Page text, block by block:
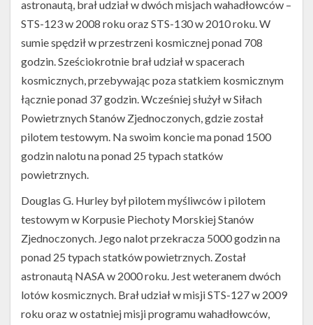
astronautą, brał udział w dwóch misjach wahadłowców –
STS-123 w 2008 roku oraz STS-130 w 2010 roku. W
sumie spędził w przestrzeni kosmicznej ponad 708
godzin. Sześciokrotnie brał udział w spacerach
kosmicznych, przebywając poza statkiem kosmicznym
łącznie ponad 37 godzin. Wcześniej służył w Siłach
Powietrznych Stanów Zjednoczonych, gdzie został
pilotem testowym. Na swoim koncie ma ponad 1500
godzin nalotu na ponad 25 typach statków
powietrznych.
Douglas G. Hurley był pilotem myśliwców i pilotem
testowym w Korpusie Piechoty Morskiej Stanów
Zjednoczonych. Jego nalot przekracza 5000 godzin na
ponad 25 typach statków powietrznych. Został
astronautą NASA w 2000 roku. Jest weteranem dwóch
lotów kosmicznych. Brał udział w misji STS-127 w 2009
roku oraz w ostatniej misji programu wahadłowców,